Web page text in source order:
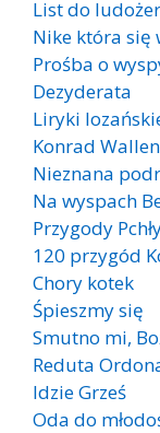
List do
Nike która się
Prośba o
Dezyderata
Liryki
Konrad
Nieznana
Na wyspach
Przygody
120 przygód
Chory kotek
Śpieszmy się
Smutno mi,
Reduta
Idzie Grześ
Oda do